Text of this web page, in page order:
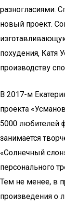
разногласиями.
новый проект.
похудения, Катя
производству
В 2017-м
проекта
5000 любителей
занимается
«Солнечный
персонального
Тем не менее, в
произведения о